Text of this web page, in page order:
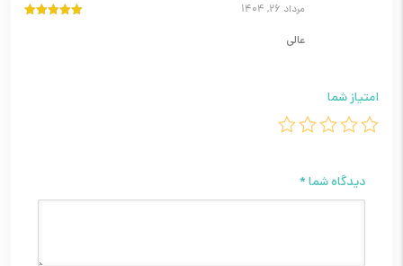
مرداد 26, 1404
عالی
امتیاز شما
دیدگاه شما*